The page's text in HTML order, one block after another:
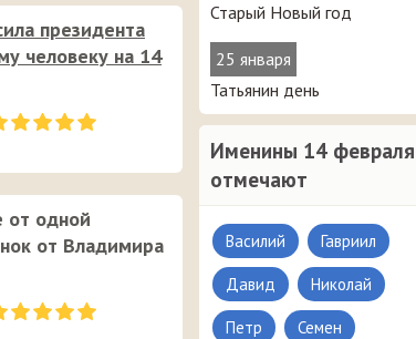
Старый Новый год
25 января
Татьянин день
Именины 14 февраля
отмечают
Василий Гавриил
Давид Николай
Петр Семен
президента
человеку на 14
от одной
от Владимира